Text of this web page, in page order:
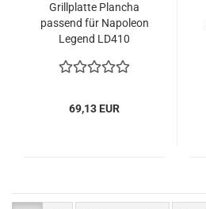
Grillplatte Plancha
passend für Napoleon
Legend LD410
69,13 EUR